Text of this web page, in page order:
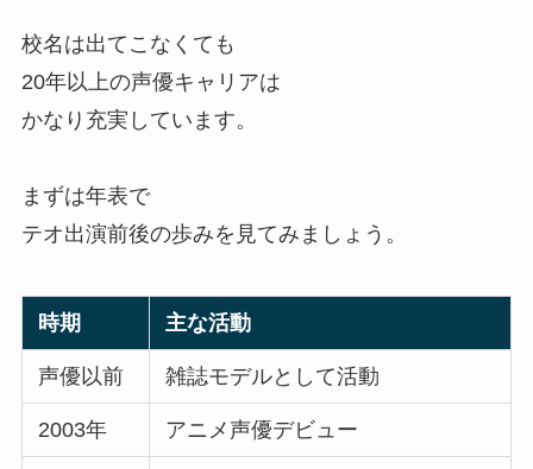
校名は出てこなくても
20年以上の声優キャリアは
かなり充実しています。
まずは年表で
テオ出演前後の歩みを見てみましょう。
時期 主な活動
声優以前 雑誌モデルとして活動
2003年 アニメ声優デビュー